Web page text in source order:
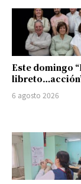
Este domingo
6 agosto 2026